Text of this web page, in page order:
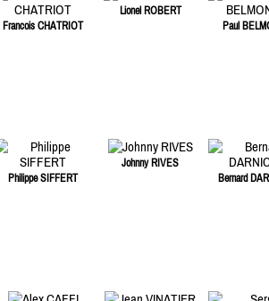
Francois CHATRIOT
Lionel ROBERT
Paul
Philippe SIFFERT
Johnny RIVES
Bernard